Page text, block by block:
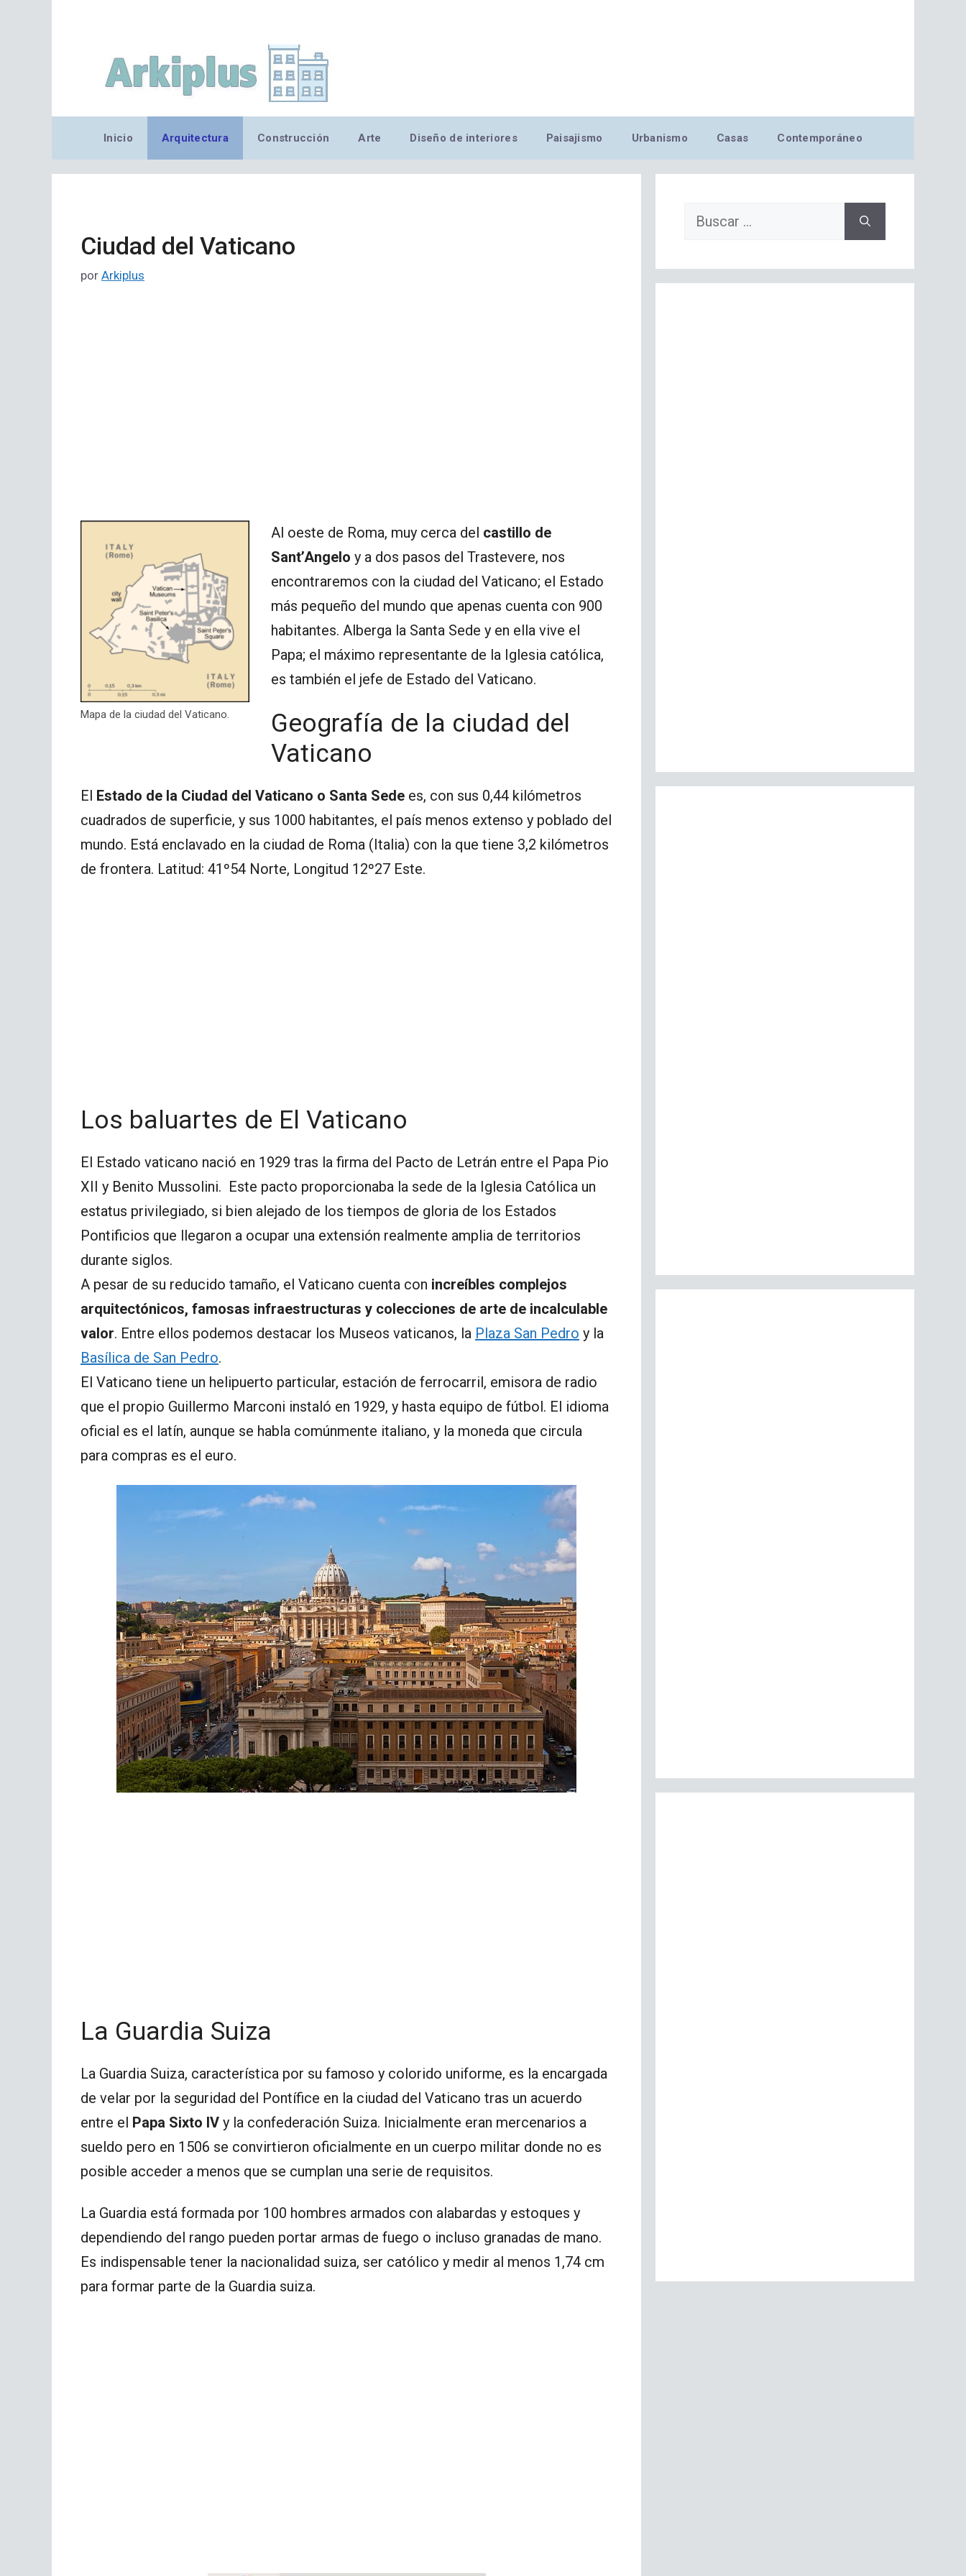
Inicio Arquitectura Construcción Arte Diseño de interiores Paisajismo Urbanismo Casas Contemporáneo
Ciudad del Vaticano
por Arkiplus
Mapa de la ciudad del Vaticano.
Al oeste de Roma, muy cerca del castillo de
Sant’Angelo y a dos pasos del Trastevere, nos
encontraremos con la ciudad del Vaticano; el Estado
más pequeño del mundo que apenas cuenta con 900
habitantes. Alberga la Santa Sede y en ella vive el
Papa; el máximo representante de la Iglesia católica,
es también el jefe de Estado del Vaticano.
Geografía de la ciudad del
Vaticano
El Estado de la Ciudad del Vaticano o Santa Sede es, con sus 0,44 kilómetros
cuadrados de superficie, y sus 1000 habitantes, el país menos extenso y poblado del
mundo. Está enclavado en la ciudad de Roma (Italia) con la que tiene 3,2 kilómetros
de frontera. Latitud: 41º54 Norte, Longitud 12º27 Este.
Los baluartes de El Vaticano
El Estado vaticano nació en 1929 tras la firma del Pacto de Letrán entre el Papa Pio
XII y Benito Mussolini. Este pacto proporcionaba la sede de la Iglesia Católica un
estatus privilegiado, si bien alejado de los tiempos de gloria de los Estados
Pontificios que llegaron a ocupar una extensión realmente amplia de territorios
durante siglos.
A pesar de su reducido tamaño, el Vaticano cuenta con increíbles complejos
arquitectónicos, famosas infraestructuras y colecciones de arte de incalculable
valor. Entre ellos podemos destacar los Museos vaticanos, la Plaza San Pedro y la
Basílica de San Pedro.
El Vaticano tiene un helipuerto particular, estación de ferrocarril, emisora de radio
que el propio Guillermo Marconi instaló en 1929, y hasta equipo de fútbol. El idioma
oficial es el latín, aunque se habla comúnmente italiano, y la moneda que circula
para compras es el euro.
La Guardia Suiza
La Guardia Suiza, característica por su famoso y colorido uniforme, es la encargada
de velar por la seguridad del Pontífice en la ciudad del Vaticano tras un acuerdo
entre el Papa Sixto IV y la confederación Suiza. Inicialmente eran mercenarios a
sueldo pero en 1506 se convirtieron oficialmente en un cuerpo militar donde no es
posible acceder a menos que se cumplan una serie de requisitos.
La Guardia está formada por 100 hombres armados con alabardas y estoques y
dependiendo del rango pueden portar armas de fuego o incluso granadas de mano.
Es indispensable tener la nacionalidad suiza, ser católico y medir al menos 1,74 cm
para formar parte de la Guardia suiza.
Buscar: